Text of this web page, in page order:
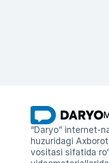
“Daryo” internet-
huzuridagi
vositasi sifatida